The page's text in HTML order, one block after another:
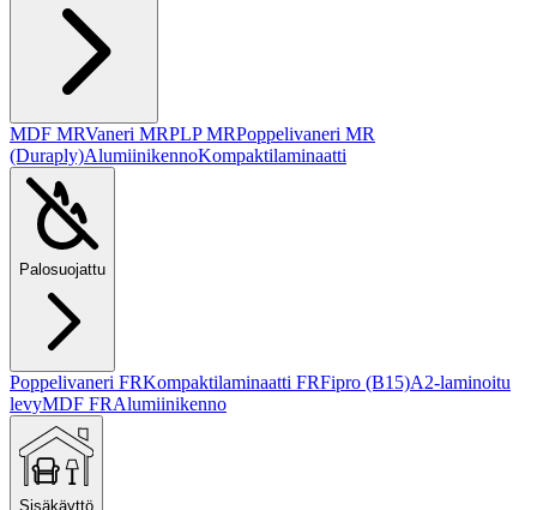
MDF MRVaneri MRPLP MRPoppelivaneri MR
(Duraply)AlumiinikennoKompaktilaminaatti
Palosuojattu
Poppelivaneri FRKompaktilaminaatti FRFipro (B15)A2-laminoitu
levyMDF FRAlumiinikenno
Sisäkäyttö